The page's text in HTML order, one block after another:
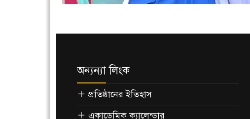
অন্যন্যা লিংক
প্রতিষ্ঠানের ইতিহাস
একাডেমিক ক্যালেন্ডার